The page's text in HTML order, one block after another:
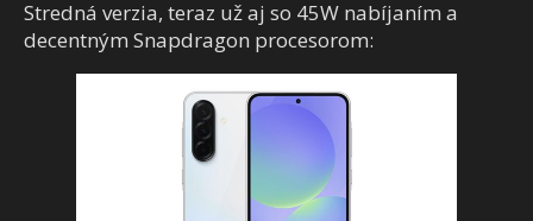
Stredná verzia, teraz už aj so 45W nabíjaním a
decentným Snapdragon procesorom: